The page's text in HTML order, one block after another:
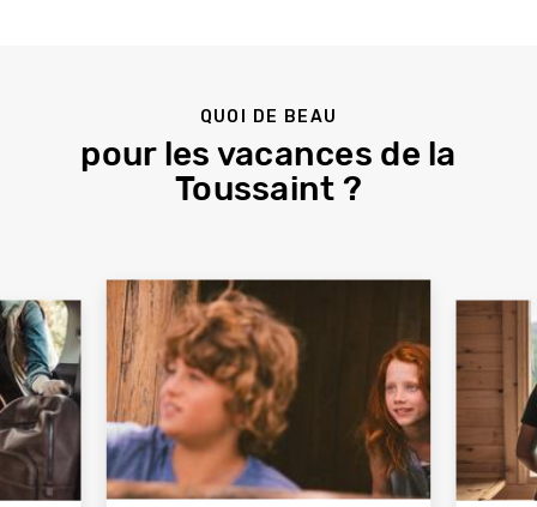
QUOI DE BEAU
pour les vacances de la
Toussaint ?